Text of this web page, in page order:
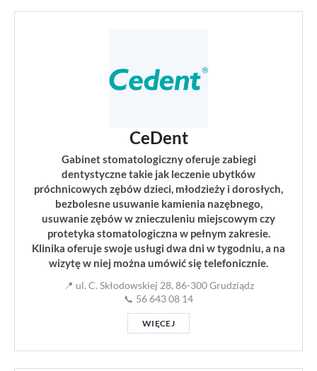
CeDent
Gabinet stomatologiczny oferuje zabiegi
dentystyczne takie jak leczenie ubytków
próchnicowych zębów dzieci, młodzieży i dorosłych,
bezbolesne usuwanie kamienia nazębnego,
usuwanie zębów w znieczuleniu miejscowym czy
protetyka stomatologiczna w pełnym zakresie.
Klinika oferuje swoje usługi dwa dni w tygodniu, a na
wizytę w niej można umówić się telefonicznie.
📍 ul. C. Skłodowskiej 28, 86-300 Grudziądz
📞 56 643 08 14
WIĘCEJ